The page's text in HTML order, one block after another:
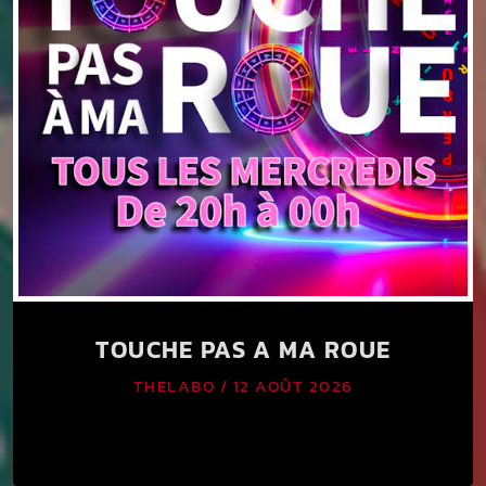
TOUCHE PAS A MA ROUE
THELABO / 12 AOÛT 2026